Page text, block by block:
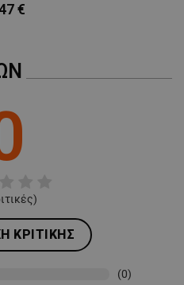
€
ΚΡΙΤΙΚΉΣ
(0)